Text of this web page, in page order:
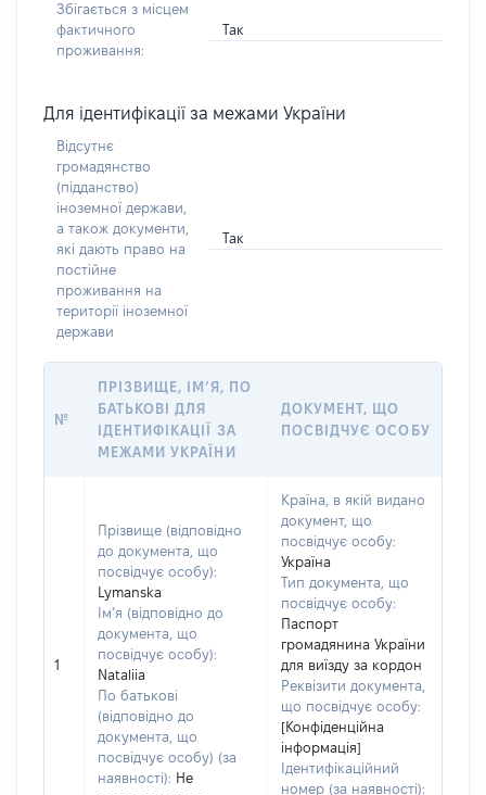
Збігається з місцем
фактичного
проживання:
Так
Для ідентифікації за межами України
Відсутнє
громадянство
(підданство)
іноземної держави,
а також документи,
які дають право на
постійне
проживання на
території іноземної
держави
Так
№
ПРІЗВИЩЕ, ІМ’Я, ПО
БАТЬКОВІ ДЛЯ
ІДЕНТИФІКАЦІЇ ЗА
МЕЖАМИ УКРАЇНИ
ДОКУМЕНТ, ЩО
ПОСВІДЧУЄ ОСОБУ
1
Прізвище (відповідно
до документа, що
посвідчує особу):
Lymanska
Ім’я (відповідно до
документа, що
посвідчує особу):
Nataliia
По батькові
(відповідно до
документа, що
посвідчує особу) (за
наявності): Не
Країна, в якій видано
документ, що
посвідчує особу:
Україна
Тип документа, що
посвідчує особу:
Паспорт
громадянина України
для виїзду за кордон
Реквізити документа,
що посвідчує особу:
[Конфіденційна
інформація]
Ідентифікаційний
номер (за наявності):